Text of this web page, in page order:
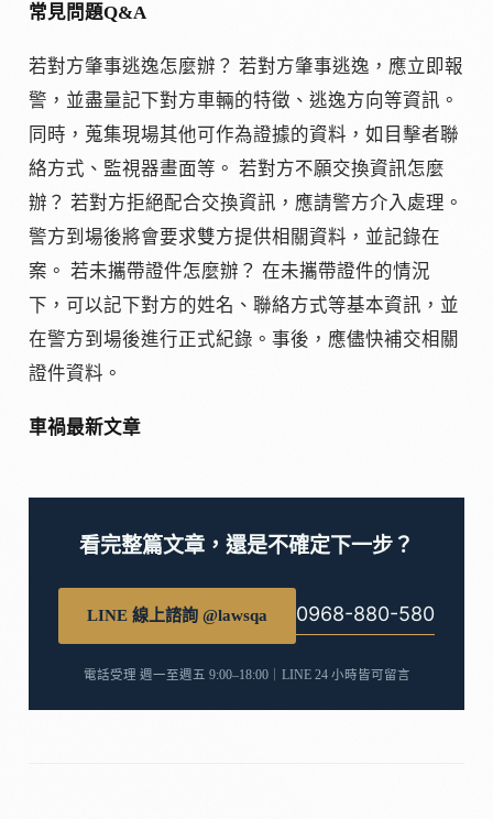
常見問題Q&A
若對方肇事逃逸怎麼辦？ 若對方肇事逃逸，應立即報
警，並盡量記下對方車輛的特徵、逃逸方向等資訊。
同時，蒐集現場其他可作為證據的資料，如目擊者聯
絡方式、監視器畫面等。 若對方不願交換資訊怎麼
辦？ 若對方拒絕配合交換資訊，應請警方介入處理。
警方到場後將會要求雙方提供相關資料，並記錄在
案。 若未攜帶證件怎麼辦？ 在未攜帶證件的情況
下，可以記下對方的姓名、聯絡方式等基本資訊，並
在警方到場後進行正式紀錄。事後，應儘快補交相關
證件資料。
車禍最新文章
看完整篇文章，還是不確定下一步？
LINE 線上諮詢 @lawsqa 0968-880-580
電話受理 週一至週五 9:00–18:00｜LINE 24 小時皆可留言